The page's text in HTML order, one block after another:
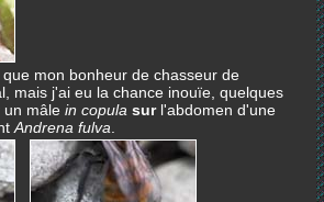
mon bonheur de chasseur de
mais j'ai eu la chance inouïe, quelques
un mâle in copula surl'abdomen d'une
Andrena fulva